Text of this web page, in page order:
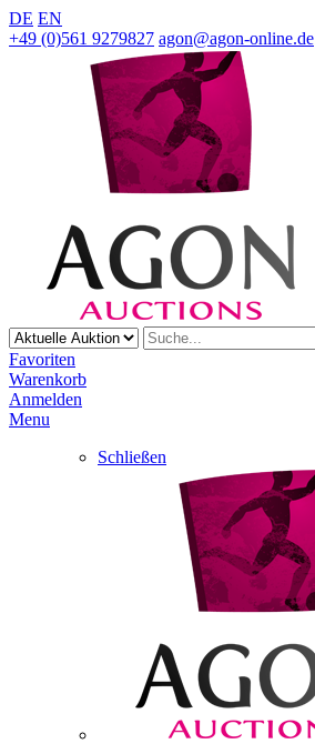
DE EN
+49 (0)561 9279827 agon@agon-online.de
Favoriten
Warenkorb
Anmelden
Menu
Schließen